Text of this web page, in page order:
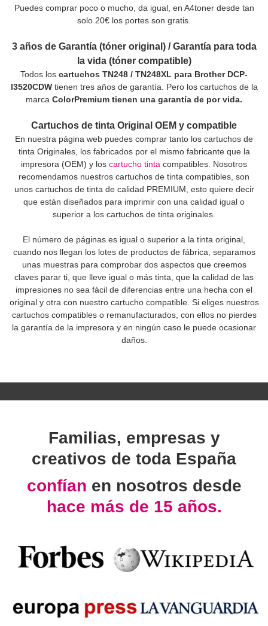
Puedes comprar poco o mucho, da igual, en A4toner desde tan
solo 20€ los portes son gratis.
3 años de Garantía (tóner original) / Garantía para toda
la vida (tóner compatible)
Todos los cartuchos TN248 / TN248XL para Brother DCP-
l3520CDWtienen tres años de garantía. Pero los cartuchos de la
marca ColorPremium tienen una garantía de por vida.
Cartuchos de tinta Original OEM y compatible
En nuestra página web puedes comprar tanto los cartuchos de
tinta Originales, los fabricados por el mismo fabricante que la
impresora (OEM) y los cartucho tinta compatibles. Nosotros
recomendamos nuestros cartuchos de tinta compatibles, son
unos cartuchos de tinta de calidad PREMIUM, esto quiere decir
que están diseñados para imprimir con una calidad igual o
superior a los cartuchos de tinta originales.
El número de páginas es igual o superior a la tinta original,
cuando nos llegan los lotes de productos de fábrica, separamos
unas muestras para comprobar dos aspectos que creemos
claves parar ti, que lleve igual o más tinta, que la calidad de las
impresiones no sea fácil de diferencias entre una hecha con el
original y otra con nuestro cartucho compatible. Si eliges nuestros
cartuchos compatibles o remanufacturados, con ellos no pierdes
la garantía de la impresora y en ningún caso le puede ocasionar
daños.
Familias, empresas y
creativos de toda España
confían en nosotros desde
hace más de 15 años.